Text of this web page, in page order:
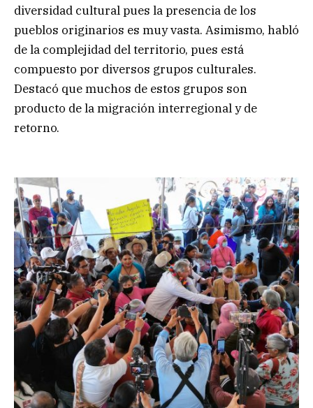
diversidad cultural pues la presencia de los
pueblos originarios es muy vasta. Asimismo, habló
de la complejidad del territorio, pues está
compuesto por diversos grupos culturales.
Destacó que muchos de estos grupos son
producto de la migración interregional y de
retorno.